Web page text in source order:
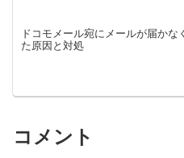
ドコモメール宛にメールが届かな
た原因と対処
コメント